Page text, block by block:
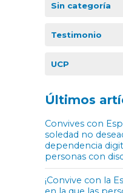
Sin categoría
Testimonio
UCP
Últimos
Convives con
soledad no
dependencia
personas con
¡Convive con la